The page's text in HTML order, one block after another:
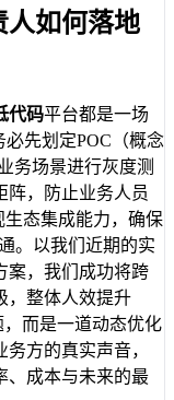
人如何落地
代码平台都是一场
先划定POC（概念
务场景进行灰度测
阵，防止业务人员
生态集成能力，确保
。以我们近期的实
案，我们成功将跨
，整体人效提升
而是一道动态优化
方的真实声音，
、成本与未来的最